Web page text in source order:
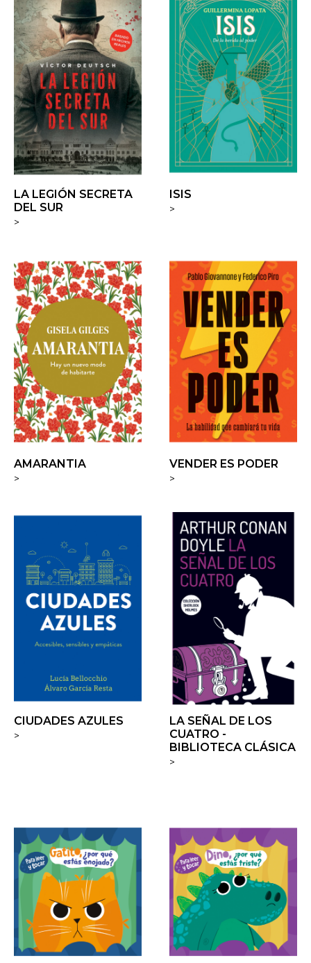
LA LEGIÓN SECRETA
DEL SUR
>
ISIS
>
AMARANTIA
>
VENDER ES PODER
>
CIUDADES AZULES
>
LA SEÑAL DE LOS
CUATRO -
BIBLIOTECA CLÁSICA
>